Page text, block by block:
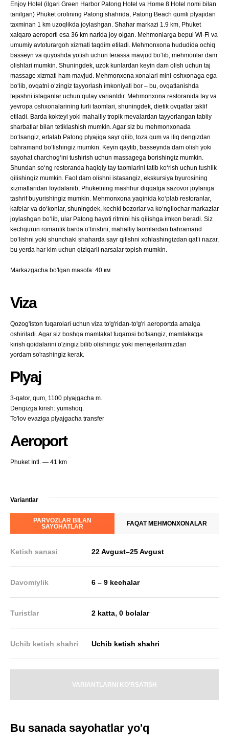
Enjoy Hotel (ilgari Green Harbor Patong Hotel va Home 8 Hotel nomi bilan
tanilgan) Phuket orolining Patong shahrida, Patong Beach qumli plyajidan
taxminan 1 km uzoqlikda joylashgan. Shahar markazi 1.9 km, Phuket
xalqaro aeroporti esa 36 km narida joy olgan. Mehmonlarga bepul Wi-Fi va
umumiy avtoturargoh xizmati taqdim etiladi. Mehmonxona hududida ochiq
basseyn va quyoshda yotish uchun terassa mavjud boʻlib, mehmonlar dam
olishlari mumkin. Shuningdek, uzok kunlardan keyin dam olish uchun taj
massage xizmati ham mavjud. Mehmonxona xonalari mini-oshxonaga ega
boʻlib, ovqatni oʻzingiz tayyorlash imkoniyati bor – bu, ovqatlanishda
tejashni istaganlar uchun qulay variantdir. Mehmonxona restoranida tay va
yevropa oshxonalarining turli taomlari, shuningdek, dietik ovqatlar taklif
etiladi. Barda kokteyl yoki mahalliy tropik mevalardan tayyorlangan tabiiy
sharbatlar bilan tetiklashish mumkin. Agar siz bu mehmonxonada
boʻlsangiz, ertalab Patong plyajiga sayr qilib, toza qum va iliq dengizdan
bahramand boʻlishingiz mumkin. Keyin qaytib, basseynda dam olish yoki
sayohat charchogʻini tushirish uchun massagega borishingiz mumkin.
Shundan soʻng restoranda haqiqiy tay taomlarini tatib koʻrish uchun tushlik
qilishingiz mumkin. Faol dam olishni istasangiz, ekskursiya byurosining
xizmatlaridan foydalanib, Phuketning mashhur diqqatga sazovor joylariga
tashrif buyurishingiz mumkin. Mehmonxona yaqinida koʻplab restoranlar,
kafelar va doʻkonlar, shuningdek, kechki bozorlar va koʻngilochar markazlar
joylashgan boʻlib, ular Patong hayoti ritmini his qilishga imkon beradi. Siz
kechqurun romantik barda oʻtirishni, mahalliy taomlardan bahramand
boʻlishni yoki shunchaki shaharda sayr qilishni xohlashingizdan qatʼi nazar,
bu yerda har kim uchun qiziqarli narsalar topish mumkin.
Markazgacha bo'lgan masofa: 40 км
Viza
Qozog'iston fuqarolari uchun viza to'g'ridan-to'g'ri aeroportda amalga
oshiriladi. Agar siz boshqa mamlakat fuqarosi bo'lsangiz, mamlakatga
kirish qoidalarini o'zingiz bilib olishingiz yoki menejerlarimizdan
yordam so'rashingiz kerak.
Plyaj
3-qator, qum, 1100 plyajgacha m.
Dengizga kirish: yumshoq.
To'lov evaziga plyajgacha transfer
Aeroport
Phuket Intl. — 41 km
Variantlar
PARVOZLAR BILAN
SAYOHATLAR
FAQAT MEHMONXONALAR
Ketish sanasi 22 Avgust–25 Avgust
Davomiylik 6 – 9 kechalar
Turistlar 2 katta,0 bolalar
Uchib ketish shahri Uchib ketish shahri
VARIANTLARNI KO'RSATISH
Bu sanada sayohatlar yo'q